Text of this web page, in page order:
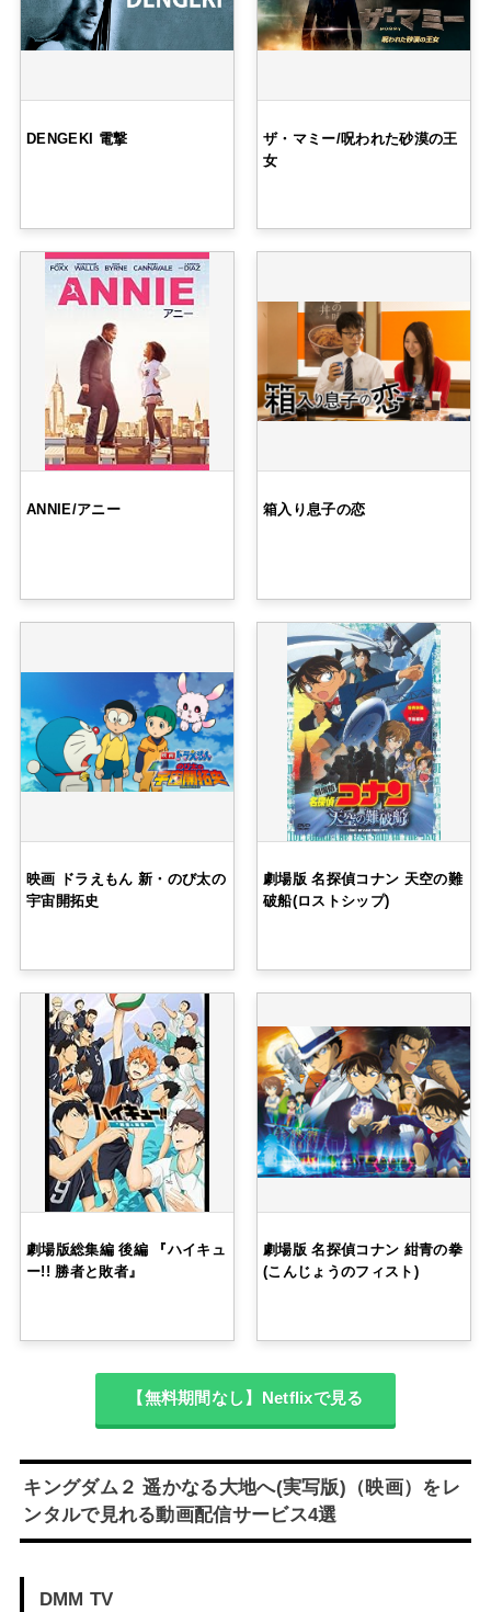
DENGEKI 電撃
ザ・マミー/呪われた砂漠の王
女
ANNIE/アニー 箱入り息子の恋
映画 ドラえもん 新・のび太の
宇宙開拓史
劇場版 名探偵コナン 天空の難
破船(ロストシップ)
劇場版総集編 後編 『ハイキュ
ー!! 勝者と敗者』
劇場版 名探偵コナン 紺青の拳
(こんじょうのフィスト)
【無料期間なし】Netflixで見る
キングダム２ 遥かなる大地へ(実写版)（映画）をレ
ンタルで見れる動画配信サービス4選
DMM TV